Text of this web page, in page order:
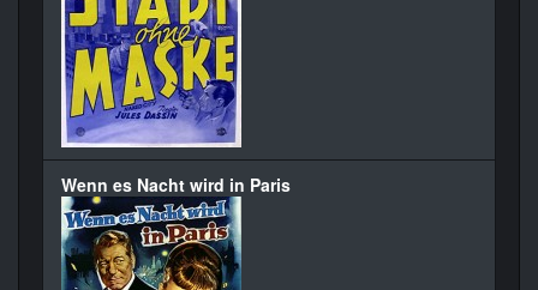
Wenn es Nacht wird in Paris